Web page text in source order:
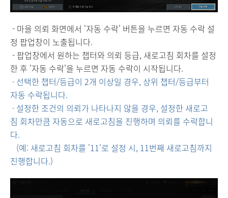
- 마을 의뢰 화면에서 '자동 수락' 버튼을 누르면 자동 수락 설
정 팝업창이 노출됩니다.
- 팝업창에서 원하는 챕터와 의뢰 등급, 새로고침 회차를 설정
한 후 '자동 수락'을 누르면 자동 수락이 시작됩니다.
· 선택한 챕터/등급이 2개 이상일 경우, 상위 챕터/등급부터
자동 수락됩니다.
· 설정한 조건의 의뢰가 나타나지 않을 경우, 설정한 새로고
침 회차만큼 자동으로 새로고침을 진행하며 의뢰를 수락합니
다.
(예: 새로고침 회차를 '11'로 설정 시, 11번째 새로고침까지
진행합니다.)